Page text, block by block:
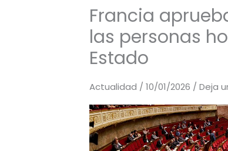
Francia
las personas
Estado
Actualidad /10/01/2026 /Deja